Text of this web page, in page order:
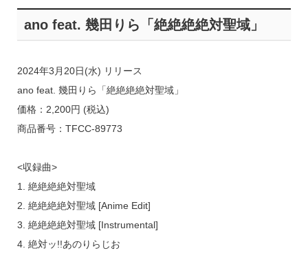
ano feat. 幾田りら「絶絶絶絶対聖域」
2024年3月20日(水) リリース
ano feat. 幾田りら「絶絶絶絶対聖域」
価格：2,200円 (税込)
商品番号：TFCC-89773
<収録曲>
1. 絶絶絶絶対聖域
2. 絶絶絶絶対聖域 [Anime Edit]
3. 絶絶絶絶対聖域 [Instrumental]
4. 絶対ッ!!あのりらじお